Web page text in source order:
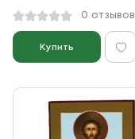
0 отзывов
Купить